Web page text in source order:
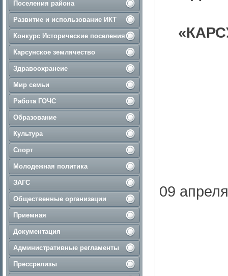
Поселения района
Развитие и использование ИКТ
Конкурс Исторические поселения
Карсунское землячество
Здравоохранеие
Мир семьи
Работа ГОЧС
Образование
Культура
Спорт
Молодежная политика
ЗАГС
Общественные организации
Приемная
Документация
Административные регламенты
Прессрелизы
09